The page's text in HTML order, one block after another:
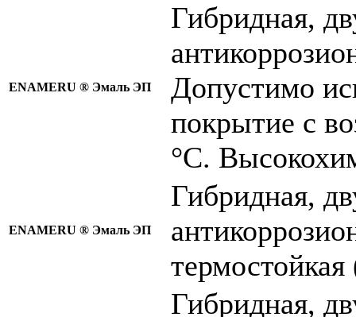
ENAMERU ® Эмаль ЭП
Гибридная,
Допустимо
покрытие с
°C.
ENAMERU ® Эмаль ЭП
Гибридная,
Гибридная,